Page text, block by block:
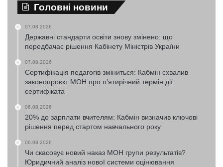
Головні новини
07.08.2026
Державні стандарти освіти знову змінено: що
передбачає рішення Кабінету Міністрів України
07.08.2026
Сертифікація педагогів зміниться: Кабмін схвалив
законопроєкт МОН про п’ятирічний термін дії
сертифіката
06.08.2026
20% до зарплати вчителям: Кабмін визначив ключові
рішення перед стартом навчального року
06.08.2026
Чи скасовує новий наказ МОН групи результатів?
Юридичний аналіз нової системи оцінювання